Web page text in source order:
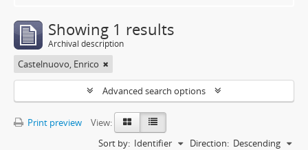
Showing 1 results
Archival description
Castelnuovo, Enrico
Advanced search options
Print preview
View:
Sort by: Identifier Direction: Descending